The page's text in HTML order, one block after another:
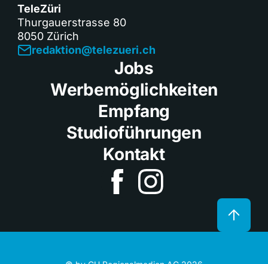
TeleZüri
Thurgauerstrasse 80
8050 Zürich
redaktion@telezueri.ch
Jobs
Werbemöglichkeiten
Empfang
Studioführungen
Kontakt